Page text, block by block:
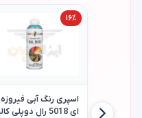
۱۶٪
اسپری رنگ آبی فیروزه
ای 5018 رال دوپلی کالر